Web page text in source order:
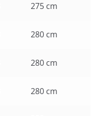
275 cm
280 cm
280 cm
280 cm